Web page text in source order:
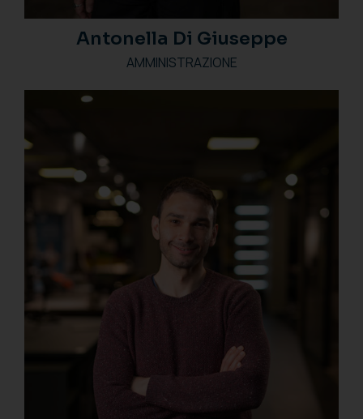
Antonella Di Giuseppe
AMMINISTRAZIONE